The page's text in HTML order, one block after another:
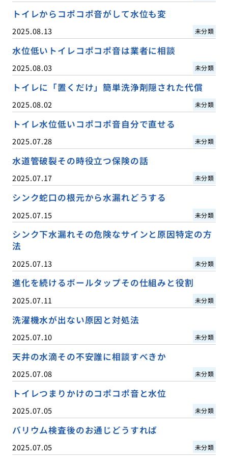
トイレからコポコポ音がして水位も変
2025.08.13 未分類
水位低いトイレコポコポ音は業者に相談
2025.08.03 未分類
トイレに「置くだけ」簡単洗浄剤隠された代償
2025.08.02 未分類
トイレ水位低いコポコポ音自分で直せる
2025.07.28 未分類
水道管破裂その時役立つ保険の話
2025.07.17 未分類
シンク蛇口の根元から水漏れどうする
2025.07.15 未分類
シンク下水漏れその危険なサインと原因特定の方
法
2025.07.13 未分類
進化を続けるボールタップその仕組みと役割
2025.07.11 未分類
洗濯機水が出ない原因と対処法
2025.07.10 未分類
天井の水滴その不安誰に相談すべきか
2025.07.08 未分類
トイレつまりかけのコポコポ音と水位
2025.07.05 未分類
バリウム検査後のお通じどうすれば
2025.07.05 未分類